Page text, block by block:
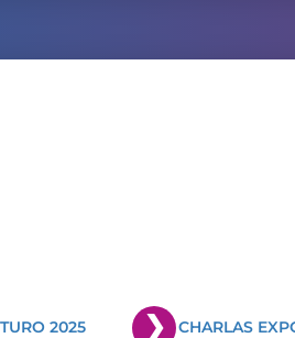
2025 CHARLAS